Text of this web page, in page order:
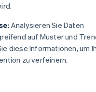
Analysieren Sie Daten
auf Muster und
diese Informationen, um
zu verfeinern.